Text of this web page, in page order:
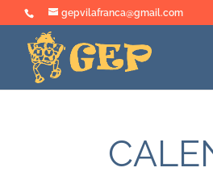
gepvilafranca@gmail.com